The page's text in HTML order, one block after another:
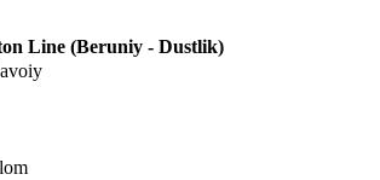
Line (Beruniy - Dustlik)